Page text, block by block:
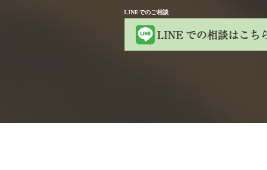
LINEでのご相談